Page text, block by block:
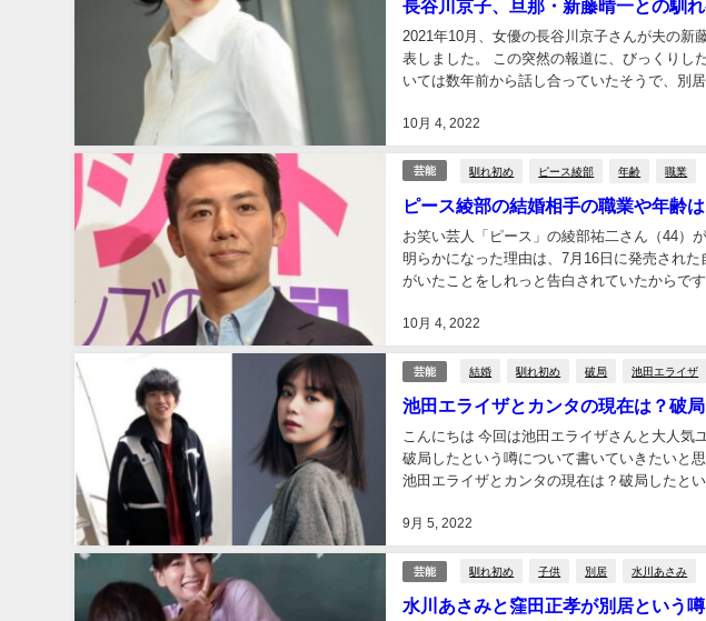
長谷川京子、旦那・新藤晴一との馴
10月 4, 2022
2021年10月、女優の長谷川京子さんが夫の新
表しました。 この突然の報道に、びっくりし
いては数年前から話し合っていたそうで、別
芸能 馴れ初め ピース綾部 年齢 職業
ピース綾部の結婚相手の職業や年齢
10月 4, 2022
お笑い芸人「ピース」の綾部祐二さん（44）
明らかになった理由は、7月16日に発売され
がいたことをしれっと告白されていたからで
芸能 結婚 馴れ初め 破局 池田エライザ
池田エライザとカンタの現在は？破
9月 5, 2022
こんにちは 今回は池田エライザさんと大人
破局したという噂について書いていきたいと
池田エライザとカンタの現在は？破局したと
芸能 馴れ初め 子供 別居 水川あさみ
水川あさみと窪田正孝が別居という